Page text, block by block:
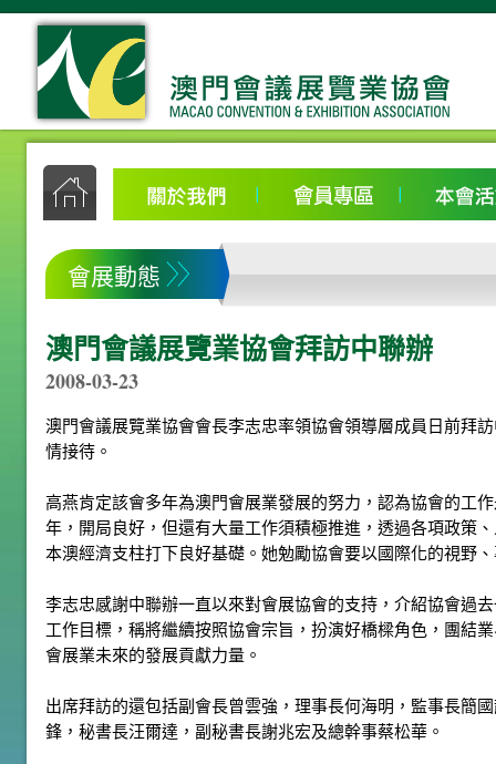
會展動態
澳門會議展覽業協會拜訪中聯辦
2008-03-23
澳門會議展覽業協會會長李志忠率領協會領導層成員日前拜
情接待。
高燕肯定該會多年為澳門會展業發展的努力，認為協會的工
年，開局良好，但還有大量工作須積極推進，透過各項政策
本澳經濟支柱打下良好基礎。她勉勵協會要以國際化的視野
李志忠感謝中聯辦一直以來對會展協會的支持，介紹協會過
工作目標，稱將繼續按照協會宗旨，扮演好橋樑角色，團結
會展業未來的發展貢獻力量。
出席拜訪的還包括副會長曾雲強，理事長何海明，監事長簡
鋒，秘書長汪爾達，副秘書長謝兆宏及總幹事蔡松華。